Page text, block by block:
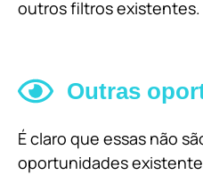
outros filtros existentes.
Outras
É claro que essas não
oportunidades